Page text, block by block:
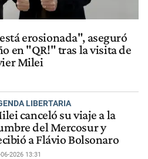
erosionada", aseguró
en "QR!" tras la visita de
Milei
LIBERTARIA
canceló su viaje a la
del Mercosur y
a Flávio Bolsonaro
2026 13:31